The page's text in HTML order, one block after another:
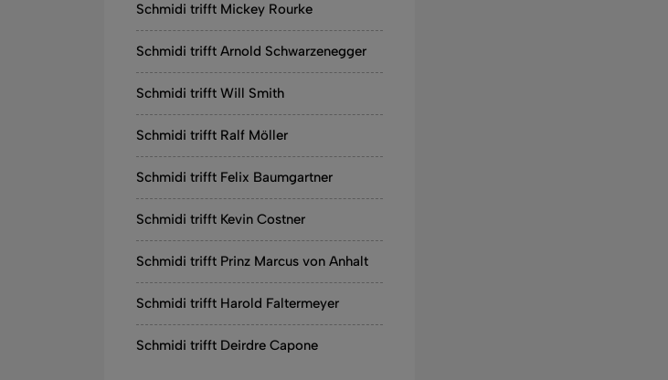
Schmidi trifft Mickey Rourke
Schmidi trifft Arnold Schwarzenegger
Schmidi trifft Will Smith
Schmidi trifft Ralf Möller
Schmidi trifft Felix Baumgartner
Schmidi trifft Kevin Costner
Schmidi trifft Prinz Marcus von Anhalt
Schmidi trifft Harold Faltermeyer
Schmidi trifft Deirdre Capone